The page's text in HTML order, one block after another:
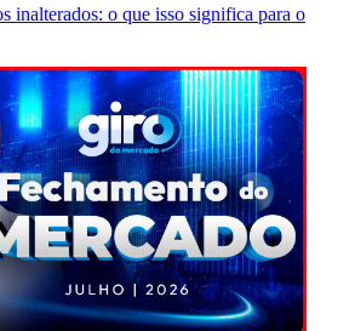
inalterados: o que isso significa para o